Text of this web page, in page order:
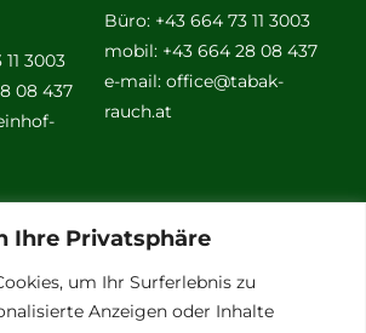
Ihre Privatsphäre
um Ihr Surferlebnis zu
Anzeigen oder Inhalte
3003
08 437
Büro: +43 664 73 11 3003
mobil: +43 664 28 08 437
e-mail: office@tabak-
rauch.at
Weitere
Links